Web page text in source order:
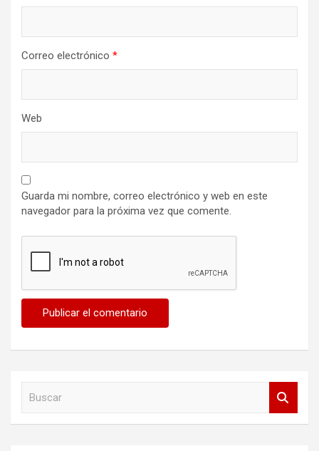
Correo electrónico *
Web
Guarda mi nombre, correo electrónico y web en este
navegador para la próxima vez que comente.